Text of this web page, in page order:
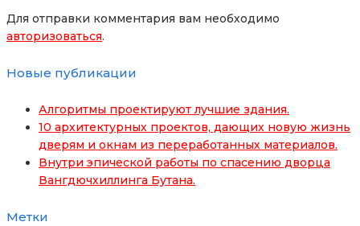
Для отправки комментария вам необходимо
авторизоваться.
Новые публикации
Алгоритмы проектируют лучшие здания.
10 архитектурных проектов, дающих новую жизнь
дверям и окнам из переработанных материалов.
Внутри эпической работы по спасению дворца
Вангдючхиллинга Бутана.
Метки